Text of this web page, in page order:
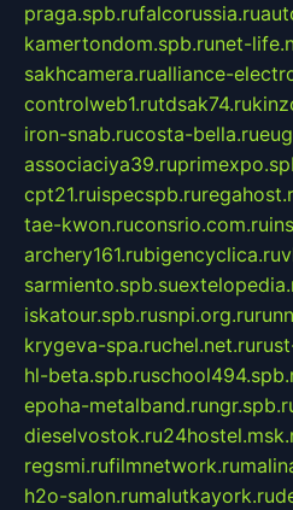
praga.spb.rufalcorussia.ru
kamertondom.spb.runet-
sakhcamera.rualliance-
controlweb1.rutdsak74.ru
iron-snab.rucosta-bella.ru
associaciya39.ru
cpt21.ruispecspb.ru
tae-kwon.ruconsrio.com.ru
archery161.rubigencyclica.ru
sarmiento.spb.su
iskatour.spb.rusnpi.org.ru
krygeva-spa.ruchel.net.ru
hl-beta.spb.ru
epoha-metalband.ru
dieselvostok.ru
regsmi.rufilmnetwork.ru
h2o-salon.rumalutkayork.ru